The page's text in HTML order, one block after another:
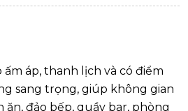
áp, thanh lịch và có điểm
sang trọng, giúp không gian
ăn, đảo bếp, quầy bar, phòng